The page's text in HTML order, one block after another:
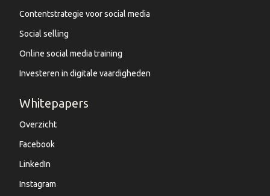
Contentstrategie voor social media
Social selling
Online social media training
Investeren in digitale vaardigheden
Whitepapers
Overzicht
Facebook
LinkedIn
Instagram